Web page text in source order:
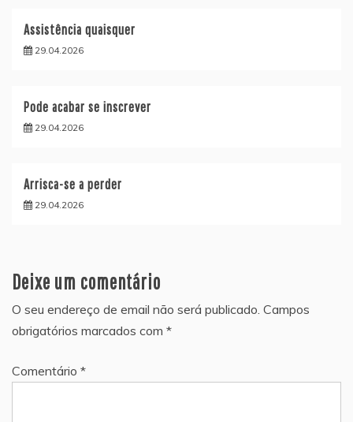
Assistência quaisquer
29.04.2026
Pode acabar se inscrever
29.04.2026
Arrisca-se a perder
29.04.2026
Deixe um comentário
O seu endereço de email não será publicado. Campos
obrigatórios marcados com *
Comentário *